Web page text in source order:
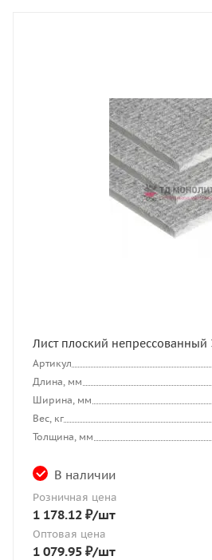
Лист плоский непрессованный
Артикул
Длина, мм
Ширина, мм
Вес, кг
Толщина, мм
В наличии
Розничная цена
1 178.12 ₽/шт
Оптовая цена
1 079.95 ₽/шт